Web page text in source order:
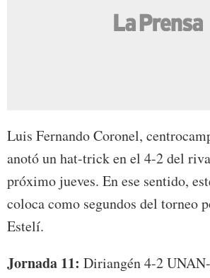
Luis Fernando Coronel,
anotó un hat-trick en el 4-2 del
próximo jueves. En ese sentido,
coloca como segundos del torneo
Estelí.
Jornada 11: Diriangén 4-2